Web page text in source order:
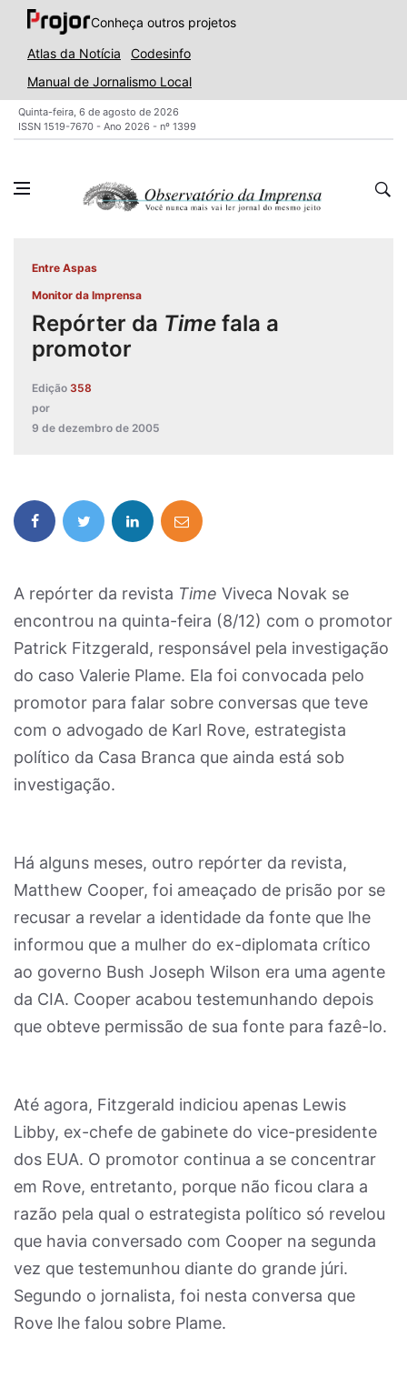
Conheça outros projetos
Atlas da Notícia
Codesinfo
Manual de Jornalismo Local
Quinta-feira, 6 de agosto de 2026
ISSN 1519-7670 - Ano 2026 - nº 1399
Entre Aspas
Monitor da Imprensa
Repórter da Time fala a
promotor
Edição 358
por
9 de dezembro de 2005
A repórter da revista Time Viveca Novak se
encontrou na quinta-feira (8/12) com o promotor
Patrick Fitzgerald, responsável pela investigação
do caso Valerie Plame. Ela foi convocada pelo
promotor para falar sobre conversas que teve
com o advogado de Karl Rove, estrategista
político da Casa Branca que ainda está sob
investigação.
Há alguns meses, outro repórter da revista,
Matthew Cooper, foi ameaçado de prisão por se
recusar a revelar a identidade da fonte que lhe
informou que a mulher do ex-diplomata crítico
ao governo Bush Joseph Wilson era uma agente
da CIA. Cooper acabou testemunhando depois
que obteve permissão de sua fonte para fazê-lo.
Até agora, Fitzgerald indiciou apenas Lewis
Libby, ex-chefe de gabinete do vice-presidente
dos EUA. O promotor continua a se concentrar
em Rove, entretanto, porque não ficou clara a
razão pela qual o estrategista político só revelou
que havia conversado com Cooper na segunda
vez que testemunhou diante do grande júri.
Segundo o jornalista, foi nesta conversa que
Rove lhe falou sobre Plame.